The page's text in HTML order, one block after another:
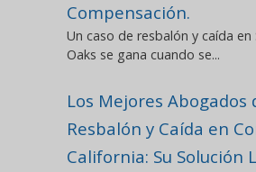
Compensación.
Un caso de resbalón y caída en
Oaks se gana cuando se...
Los Mejores Abogados
Resbalón y Caída en
California: Su Solución